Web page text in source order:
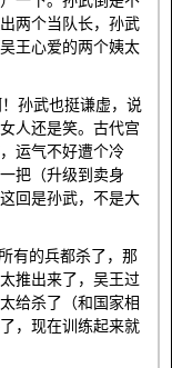
两个当队长，孙武
王心爱的两个姨太
孙武也挺谦虚，说
人还是笑。古代宫
运气不好遭个冷
把（升级到卖身
回是孙武，不是大
有的兵都杀了，那
推出来了，吴王过
给杀了（和国家相
，现在训练起来就